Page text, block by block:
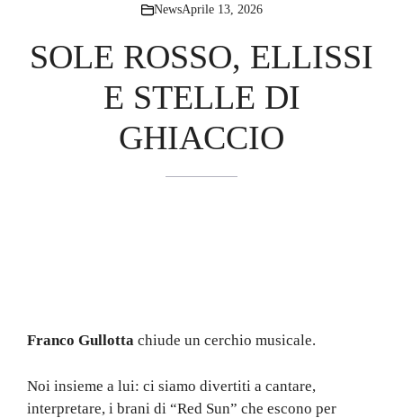
NewsAprile 13, 2026
SOLE ROSSO, ELLISSI
E STELLE DI
GHIACCIO
Franco Gullotta chiude un cerchio musicale.
Noi insieme a lui: ci siamo divertiti a cantare,
interpretare, i brani di “Red Sun” che escono per